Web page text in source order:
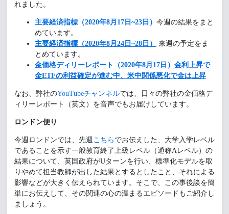
れました。
主要経済指標（2020年8月17日~23日） 今週の結果をまと
めています。
主要経済指標（2020年8月24日~28日）
来週の予定をま
とめています。
金価格ディリーレポート（2020年8月17日）金利上昇で
金ETFの利益確定が進む中、米中関係悪化で金は上昇
なお、弊社のYouTubeチャンネルでは、日々の弊社の金価格デ
ィリーレポート（英文）を音声でもお届けしています。
ロンドン便り
今週ロンドンでは、先週 こちら でお伝えした、大学入学レベル
であることを示す一般教育終了上級レベル（通称Aレベル）の
結果について、英国政府がUターンを行い、標準化モデルを取
りやめて担当教師が出した結果とするとしたこと、それによる
影響などが大きく伝えられています。そこで、この事後談を簡
単にお伝えして、その関連の心の温まるエピソードもご紹介し
ましょう。